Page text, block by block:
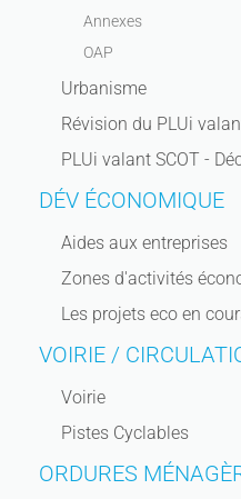
Annexes
OAP
Urbanisme
Révision du PLUi
PLUi valant SCOT -
DÉV ÉCONOMIQUE
Aides aux entreprises
Zones d'activités
Les projets eco en
VOIRIE /
Voirie
Pistes Cyclables
ORDURES